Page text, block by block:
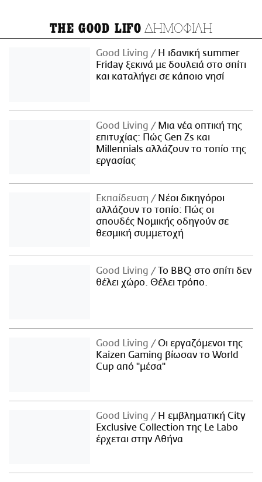
THE GOOD LIFO ΔΗΜΟΦΙΛΗ
Good Living
Η ιδανική summer
Friday ξεκινά με δουλειά στο σπίτι
και καταλήγει σε κάποιο νησί
Good Living
Μια νέα οπτική της
επιτυχίας: Πώς Gen Zs και
Millennials αλλάζουν το τοπίο της
εργασίας
Εκπαίδευση
Νέοι δικηγόροι
αλλάζουν το τοπίο: Πώς οι
σπουδές Νομικής οδηγούν σε
θεσμική συμμετοχή
Good Living
Το BBQ στο σπίτι δεν
θέλει χώρο. Θέλει τρόπο.
Good Living
Οι εργαζόμενοι της
Kaizen Gaming βίωσαν το World
Cup από "μέσα"
Good Living
Η εμβληματική City
Exclusive Collection της Le Labo
έρχεται στην Αθήνα